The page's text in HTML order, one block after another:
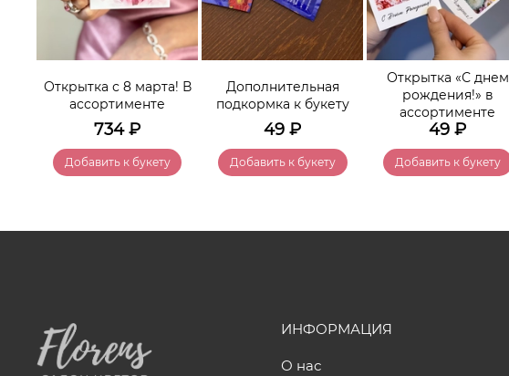
Открытка с 8 марта! В
ассортименте
734₽
Добавить к букету
Дополнительная
подкормка к букету
49 ₽
Добавить к букету
Открытка «С днем
рождения!» в
ассортименте
49 ₽
Добавить к букету
ИНФОРМАЦИЯ
О нас